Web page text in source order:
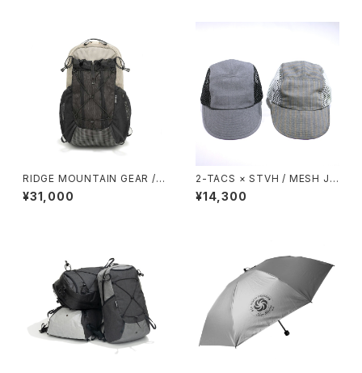
RIDGE MOUNTAIN GEAR /
ONE MILE MP（GREIGE）
¥31,000
2-TACS × STVH / MESH JE
T CAP
¥14,300